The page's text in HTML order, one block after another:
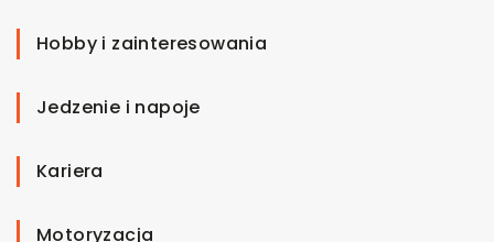
Hobby i zainteresowania
Jedzenie i napoje
Kariera
Motoryzacja